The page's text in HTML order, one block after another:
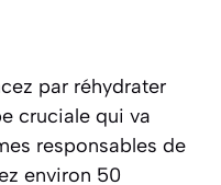
par réhydrater
cruciale qui va
responsables de
environ 50